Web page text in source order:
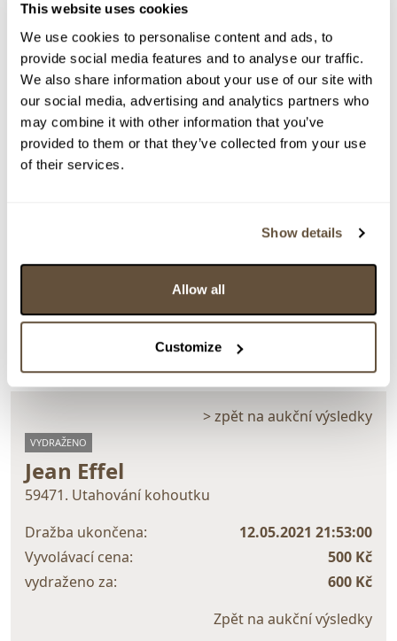
This website uses cookies
We use cookies to personalise content and ads, to
provide social media features and to analyse our traffic.
We also share information about your use of our site with
our social media, advertising and analytics partners who
may combine it with other information that you’ve
provided to them or that they’ve collected from your use
of their services.
Show details
Allow all
Customize
> Zobrazit detail položky a informace o autorovi
> zpět na aukční výsledky
VYDRAŽENO
Jean Effel
59471. Utahování kohoutku
Dražba ukončena:
12.05.2021 21:53:00
Vyvolávací cena:
500 Kč
vydraženo za:
600 Kč
Zpět na aukční výsledky